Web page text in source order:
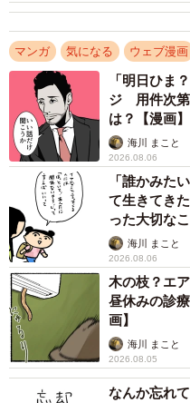
ルール②1日の終わりに先送りし
スをマンガで解説｜提供）
次に右座杉が伝えた2つ目
送りした数を数える」こと
りがなくなるのかと、丸男
を聞きます。
マンガ 気になる ウェブ漫画
「明日ひま
ジ 用件次第
は？【漫画】
海川 まこと
2026.08.06
「誰かみた
て生きてき
った大切な
海川 まこと
2026.08.06
木の枝？エ
昼休みの診
画】
海川 まこと
2026.08.05
なんか忘れ